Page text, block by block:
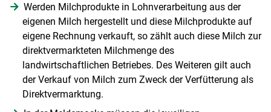
Werden Milchprodukte in Lohnverarbeitung aus der
eigenen Milch hergestellt und diese Milchprodukte auf
eigene Rechnung verkauft, so zählt auch diese Milch zur
direktvermarkteten Milchmenge des
landwirtschaftlichen Betriebes. Des Weiteren gilt auch
der Verkauf von Milch zum Zweck der Verfütterung als
Direktvermarktung.